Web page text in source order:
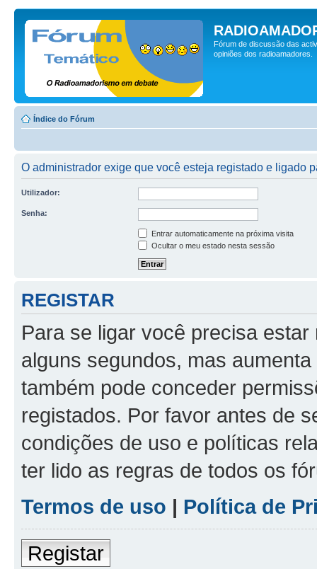
Fórum de discussão das
opiniões dos radioamadores.
Índice do Fórum
O administrador exige que você esteja registado e ligado
Utilizador:
Senha:
Entrar automaticamente na próxima visita
Ocultar o meu estado nesta sessão
REGISTAR
Para se ligar você precisa
alguns segundos, mas
também pode conceder
registados. Por favor antes de
condições de uso e políticas
ter lido as regras de todos os
Termos de uso | Política de
Registar